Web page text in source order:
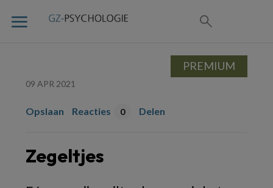
09 APR 2021
Opslaan Reacties 0 Delen
Zegeltjes
PREMIUM